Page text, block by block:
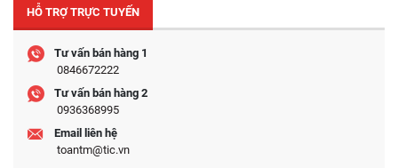
HỖ TRỢ TRỰC TUYẾN
Tư vấn bán hàng 1
0846672222
Tư vấn bán hàng 2
0936368995
Email liên hệ
toantm@tic.vn